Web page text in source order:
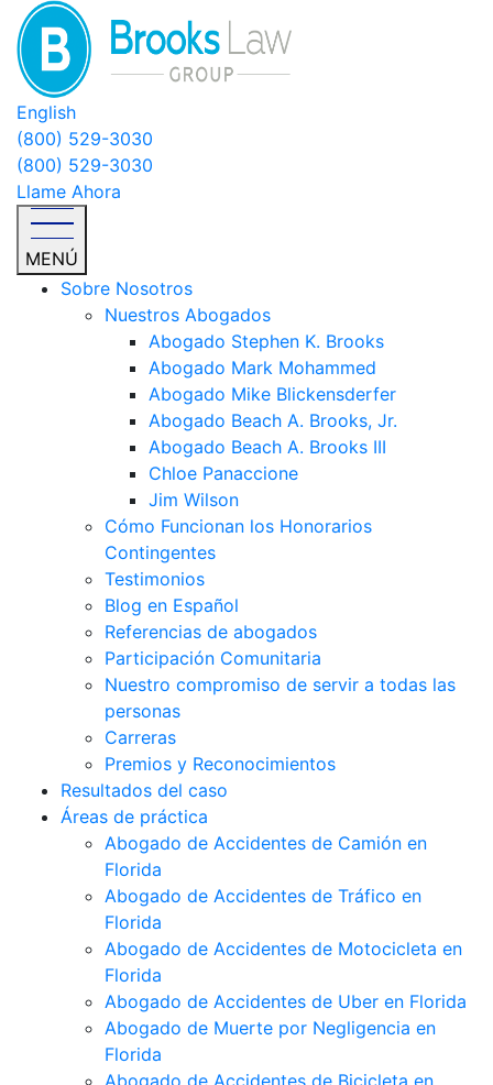
English
(800) 529-3030
(800) 529-3030
Llame Ahora
MENÚ
Sobre Nosotros
Nuestros Abogados
Abogado Stephen K. Brooks
Abogado Mark Mohammed
Abogado Mike Blickensderfer
Abogado Beach A. Brooks, Jr.
Abogado Beach A. Brooks III
Chloe Panaccione
Jim Wilson
Cómo Funcionan los Honorarios
Contingentes
Testimonios
Blog en Español
Referencias de abogados
Participación Comunitaria
Nuestro compromiso de servir a todas las
personas
Carreras
Premios y Reconocimientos
Resultados del caso
Áreas de práctica
Abogado de Accidentes de Camión en
Florida
Abogado de Accidentes de Tráfico en
Florida
Abogado de Accidentes de Motocicleta en
Florida
Abogado de Accidentes de Uber en Florida
Abogado de Muerte por Negligencia en
Florida
Abogado de Accidentes de Bicicleta en